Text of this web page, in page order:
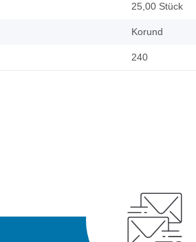
25,00 Stück
Korund
240